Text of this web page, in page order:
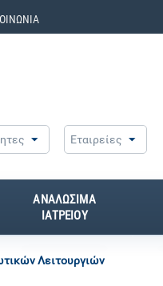
Εταιρείες
ΑΝΑΛΩΣΙΜΑ
ΙΑΤΡΕΙΟΥ
Λειτουργιών